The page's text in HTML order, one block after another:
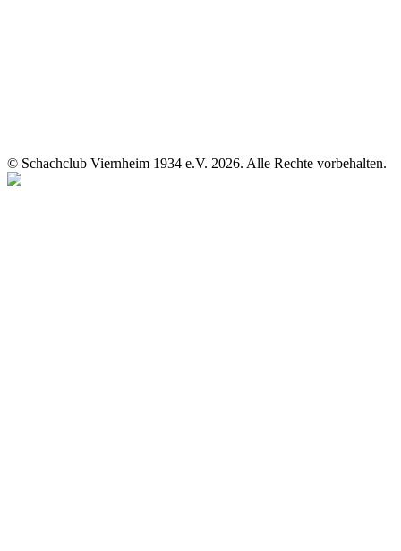
© Schachclub Viernheim 1934 e.V. 2026. Alle Rechte vorbehalten.